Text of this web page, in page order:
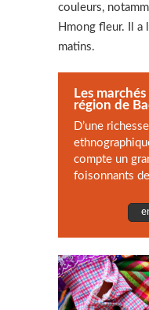
couleurs,
Hmong fleur. Il a
matins.
Les
région de
D’une
compte un
foisonnants